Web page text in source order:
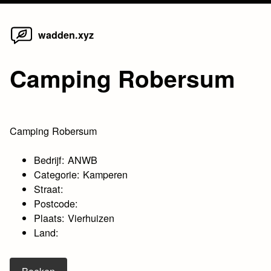
Skip
wadden.xyz
Camping Robersum
Camping Robersum
Bedrijf: ANWB
Categorie: Kamperen
Straat:
Postcode:
Plaats: Vierhuizen
Land: